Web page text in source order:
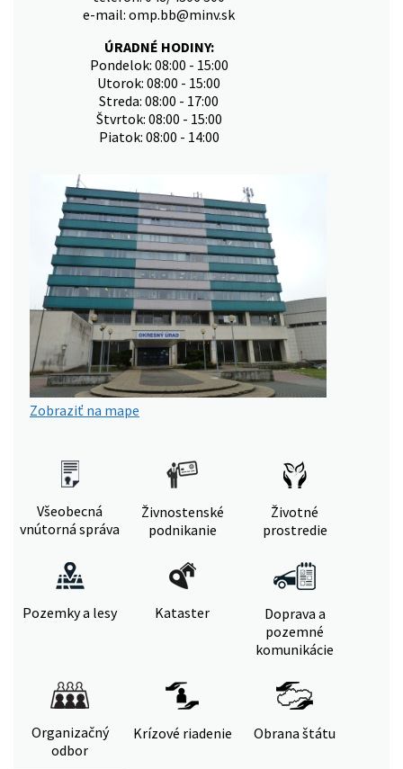
e-mail: omp.bb@minv.sk
ÚRADNÉ HODINY:
Pondelok: 08:00 - 15:00
Utorok: 08:00 - 15:00
Streda: 08:00 - 17:00
Štvrtok: 08:00 - 15:00
Piatok: 08:00 - 14:00
Zobraziť na mape
Všeobecná
vnútorná správa
Živnostenské
podnikanie
Životné
prostredie
Pozemky a lesy Kataster
Doprava a
pozemné
komunikácie
Organizačný
odbor
Krízové riadenie Obrana štátu